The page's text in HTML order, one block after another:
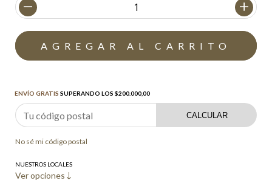
ENVÍO GRATIS SUPERANDO LOS $200.000,00
CALCULAR
No sé mi código postal
NUESTROS LOCALES
Ver opciones